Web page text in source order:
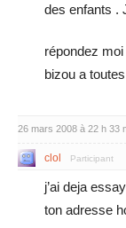
des enfants .
répondez
bizou a
26 mars 2008 à 22 h 33
clol Participant
j’ai deja
ton adresse